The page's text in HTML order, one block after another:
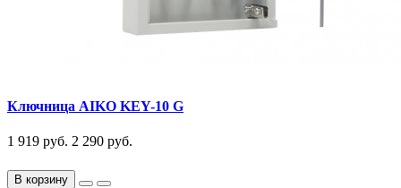
Ключница AIKO KEY-10 G
1 919 руб. 2 290 руб.
В корзину